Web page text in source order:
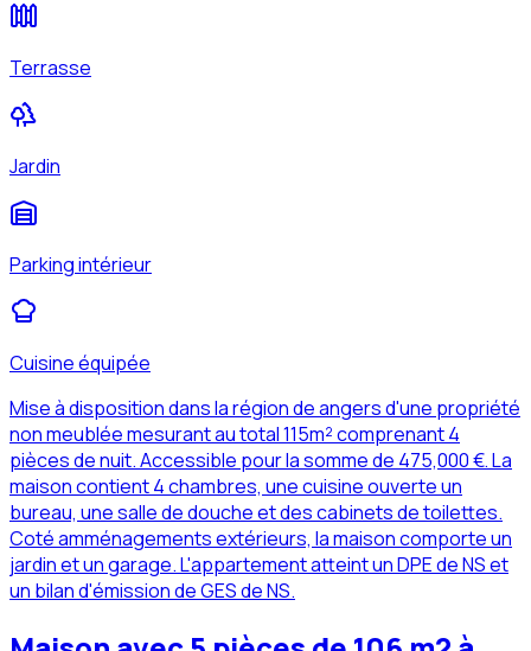
Terrasse
Jardin
Parking intérieur
Cuisine équipée
Mise à disposition dans la région de angers d'une propriété
non meublée mesurant au total 115m² comprenant 4
pièces de nuit. Accessible pour la somme de 475,000 €. La
maison contient 4 chambres, une cuisine ouverte un
bureau, une salle de douche et des cabinets de toilettes.
Coté amménagements extérieurs, la maison comporte un
jardin et un garage. L'appartement atteint un DPE de NS et
un bilan d'émission de GES de NS.